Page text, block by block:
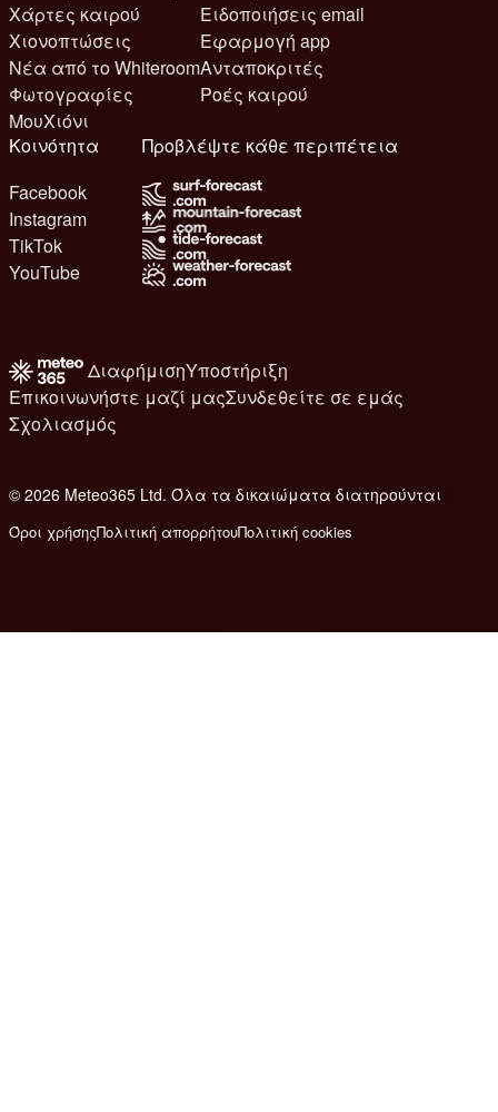
Χάρτες καιρού
Χιονοπτώσεις
Νέα από το Whiteroom
Φωτογραφίες
ΜουΧιόνι
Ειδοποιήσεις email
Εφαρμογή app
Ανταποκριτές
Ροές καιρού
Κοινότητα
Facebook
Instagram
TikTok
YouTube
Προβλέψτε κάθε περιπέτεια
ΔιαφήμισηΥποστήριξη
Επικοινωνήστε μαζί μαςΣυνδεθείτε σε εμάς
Σχολιασμός
© 2026 Meteo365 Ltd. Όλα τα δικαιώματα διατηρούνται
Όροι χρήσηςΠολιτική απορρήτουΠολιτική cookies